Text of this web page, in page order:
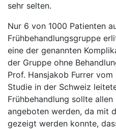
sehr selten.
Nur 6 von 1000 Patienten
Frühbehandlungsgruppe
eine der genannten
der Gruppe ohne
Prof. Hansjakob Furrer
Studie in der Schweiz
Frühbehandlung sollte
angeboten werden, da mit
gezeigt werden konnte,